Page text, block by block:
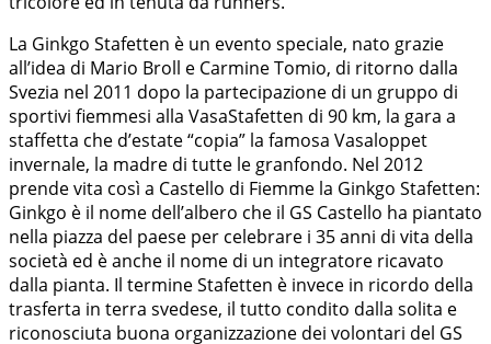
La Ginkgo Stafetten è un evento speciale, nato grazie
all’idea di Mario Broll e Carmine Tomio, di ritorno dalla
Svezia nel 2011 dopo la partecipazione di un gruppo di
sportivi fiemmesi alla VasaStafetten di 90 km, la gara a
staffetta che d’estate “copia” la famosa Vasaloppet
invernale, la madre di tutte le granfondo. Nel 2012
prende vita così a Castello di Fiemme la Ginkgo Stafetten:
Ginkgo è il nome dell’albero che il GS Castello ha piantato
nella piazza del paese per celebrare i 35 anni di vita della
società ed è anche il nome di un integratore ricavato
dalla pianta. Il termine Stafetten è invece in ricordo della
trasferta in terra svedese, il tutto condito dalla solita e
riconosciuta buona organizzazione dei volontari del GS